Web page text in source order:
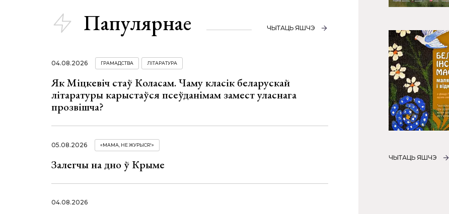
Папулярнае ЧЫТАЦЬ ЯШЧЭ
04.08.2026 ГРАМАДСТВА ЛІТАРАТУРА
Як Міцкевіч стаў Коласам. Чаму класік беларускай
літаратуры карыстаўся псеўданімам замест уласнага
прозвішча?
05.08.2026 «МАМА, НЕ ЖУРЫСЯ!»
Залегчы на дно ў Крыме
04.08.2026
ЧЫТАЦЬ ЯШЧЭ